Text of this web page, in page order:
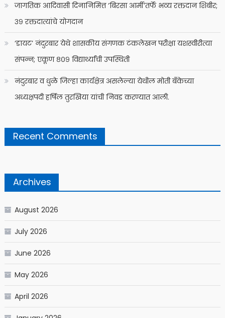
जागतिक आदिवासी दिनानिमित्त ‘बिरसा आर्मी’तर्फे भव्य रक्तदान शिबीर;
३९ रक्तदात्यांचे योगदान
‘डायट’ नंदुरबार येथे शासकीय संगणक टंकलेखन परीक्षा यशस्वीरीत्या
संपन्न; एकूण ८०९ विद्यार्थ्यांची उपस्थिती
नंदुरबार व धुळे जिल्हा कार्यक्षेत्र असलेल्या येथील मोती बँकेच्या
अध्यक्षपदी हर्षिल तुरखिया यांची निवड करण्यात आली.
Recent Comments
Archives
August 2026
July 2026
June 2026
May 2026
April 2026